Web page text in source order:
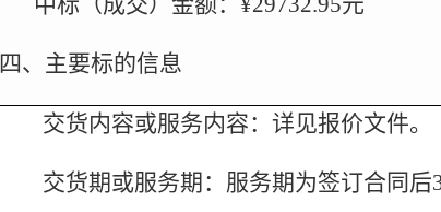
四、主要标的信息
交货内容或服务内容：详见报价文件。
交货期或服务期：服务期为签订合同后